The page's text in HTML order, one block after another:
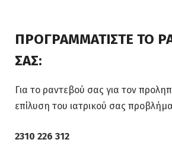
ΠΡΟΓΡΑΜΜΑΤΙΣΤΕ ΤΟ
ΣΑΣ:
Για το ραντεβού σας για τον
επίλυση του ιατρικού σας
2310 226 312